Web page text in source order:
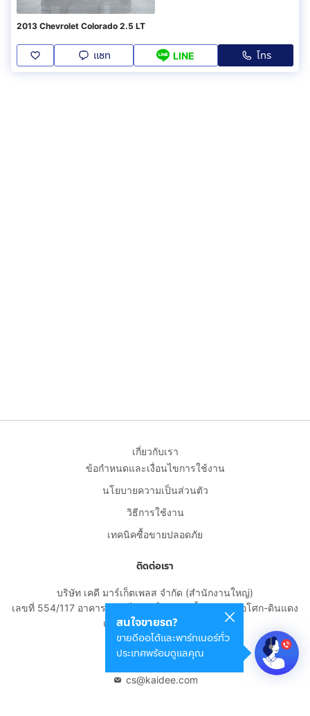
2013 Chevrolet Colorado 2.5 LT
แชท LINE โทร
สนใจขายรถ?
ขายดีออโต้และพาร์ทเนอร์ทั่ว
ประเทศพร้อมดูแลคุณ
เกี่ยวกับเรา
ข้อกำหนดและเงื่อนไขการใช้งาน
นโยบายความเป็นส่วนตัว
วิธีการใช้งาน
เทคนิคซื้อขายปลอดภัย
ติดต่อเรา
บริษัท เคดี มาร์เก็ตเพลส จำกัด (สำนักงานใหญ่)
เลขที่ 554/117 อาคารสกายไนน์ เซ็นเตอร์ ชั้น 22 ถนนอโศก-ดินแดง
แขวงดินแดง เขตดินแดง
กรุงเทพมหานคร 10400
cs@kaidee.com